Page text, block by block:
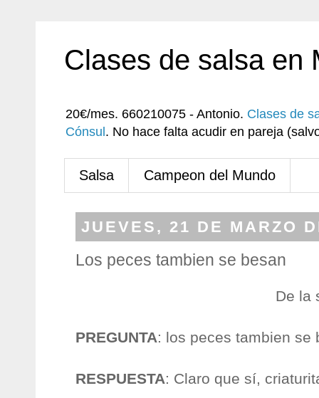
Clases de salsa en
20€/mes. 660210075 - Antonio. Clases de
Cónsul . No hace falta acudir en pareja
Salsa Campeon del Mundo
JUEVES, 21 DE MARZO
Los peces tambien se besan
De la
PREGUNTA: los peces tambien se
RESPUESTA: Claro que sí,